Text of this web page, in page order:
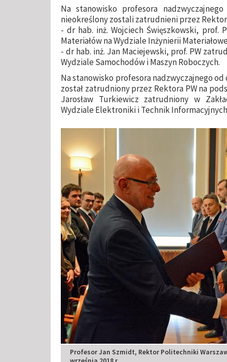
Na stanowisko profesora
nieokreślony zostali zatrudnieni przez
- dr hab. inż. Wojciech Święszkowski, prof.
Materiałów na Wydziale Inżynierii
- dr hab. inż. Jan Maciejewski, prof. PW
Wydziale Samochodów i Maszyn Roboczych.
Na stanowisko profesora nadzwyczajnego od
został zatrudniony przez Rektora PW na
Jarosław Turkiewicz zatrudniony w
Wydziale Elektroniki i Technik
Profesor Jan Szmidt, Rektor Politechniki